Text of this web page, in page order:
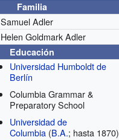
Familia
Samuel Adler
Helen Goldmark Adler
Educación
Universidad Humboldt de
Berlín
Columbia Grammar &
Preparatory School
Universidad de
Columbia (B.A.; hasta 1870)